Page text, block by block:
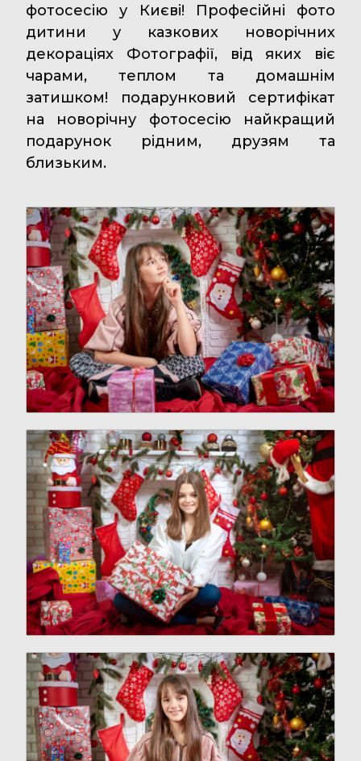
фотосесію у Києві! Професійні фото
дитини у казкових новорічних
декораціях Фотографії, від яких віє
чарами, теплом та домашнім
затишком! подарунковий сертифікат
на новорічну фотосесію найкращий
подарунок рідним, друзям та
близьким.